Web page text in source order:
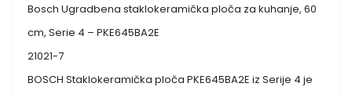
Bosch Ugradbena staklokeramička ploča za kuhanje, 60
cm, Serie 4 – PKE645BA2E
21021-7
BOSCH Staklokeramička ploča PKE645BA2E iz Serije 4 je